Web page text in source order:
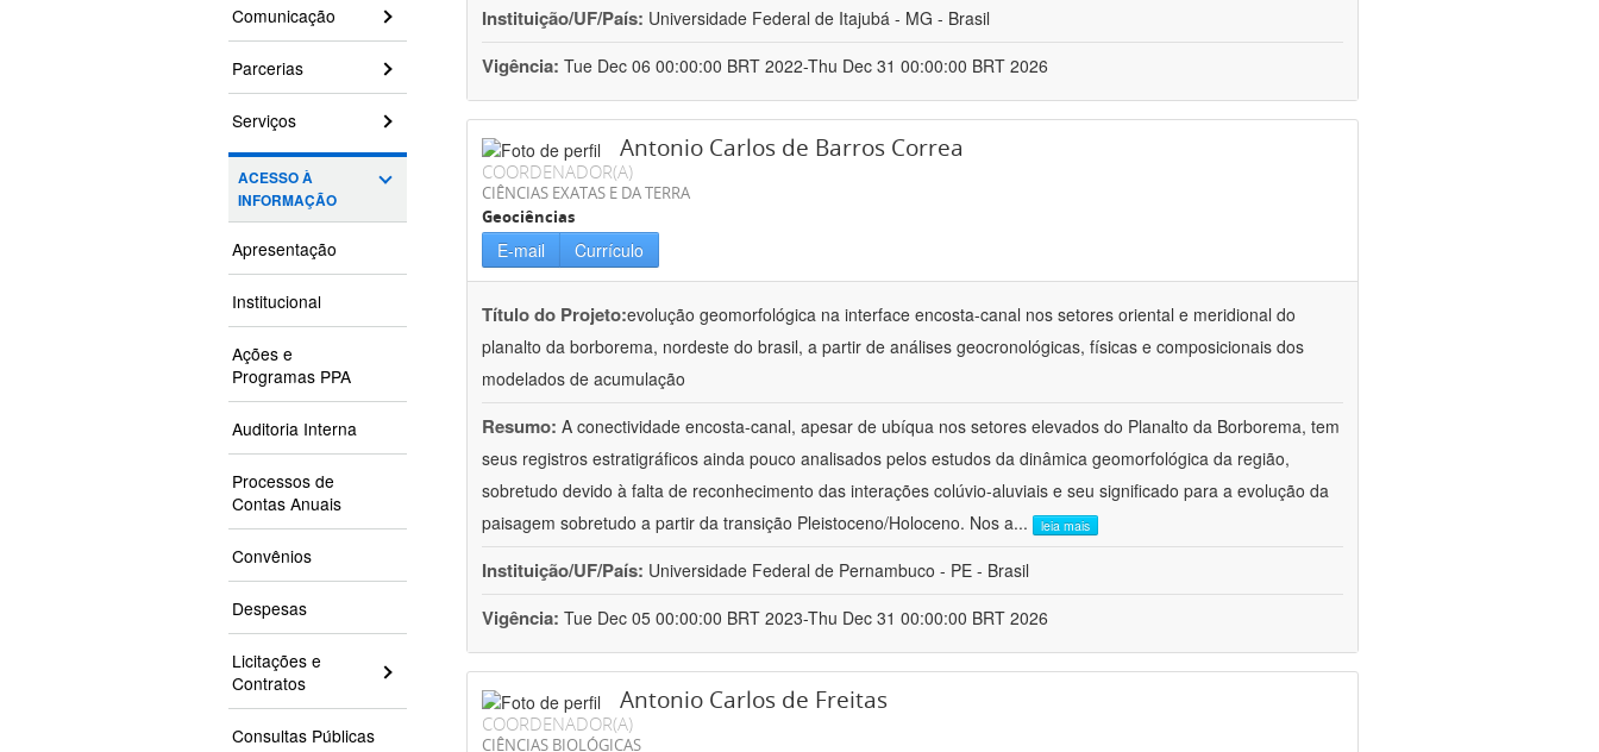
Comunicação
Parcerias
Serviços
ACESSO À
INFORMAÇÃO
Apresentação
Institucional
Ações e
Programas PPA
Auditoria Interna
Processos de
Contas Anuais
Convênios
Despesas
Licitações e
Contratos
Consultas Públicas
Instituição/UF/País: Universidade Federal de Itajubá - MG - Brasil
Vigência: Tue Dec 06 00:00:00 BRT 2022-Thu Dec 31 00:00:00 BRT 2026
Antonio Carlos de Barros Correa
COORDENADOR(A)
CIÊNCIAS EXATAS E DA TERRA
Geociências
E-mail Currículo
Título do Projeto:evolução geomorfológica na interface encosta-canal nos setores oriental e meridional do
planalto da borborema, nordeste do brasil, a partir de análises geocronológicas, físicas e composicionais dos
modelados de acumulação
Resumo: A conectividade encosta-canal, apesar de ubíqua nos setores elevados do Planalto da Borborema, tem
seus registros estratigráficos ainda pouco analisados pelos estudos da dinâmica geomorfológica da região,
sobretudo devido à falta de reconhecimento das interações colúvio-aluviais e seu significado para a evolução da
paisagem sobretudo a partir da transição Pleistoceno/Holoceno. Nos a... leia mais
Instituição/UF/País: Universidade Federal de Pernambuco - PE - Brasil
Vigência: Tue Dec 05 00:00:00 BRT 2023-Thu Dec 31 00:00:00 BRT 2026
Antonio Carlos de Freitas
COORDENADOR(A)
CIÊNCIAS BIOLÓGICAS